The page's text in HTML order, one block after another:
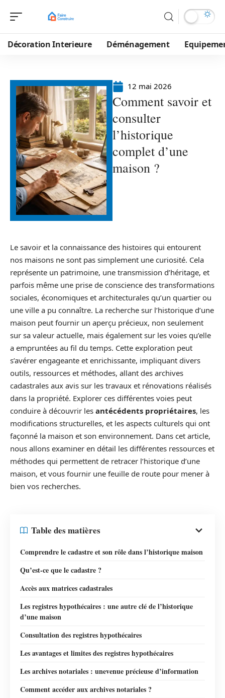
Décoration Interieure Déménagement
12 mai 2026
Comment savoir et
consulter
l’historique
complet d’une
maison ?
Le savoir et la connaissance des histoires qui entourent
nos maisons ne sont pas simplement une curiosité. Cela
représente un patrimoine, une transmission d’héritage, et
parfois même une prise de conscience des transformations
sociales, économiques et architecturales qu’un quartier ou
une ville a pu connaître. La recherche sur l’historique d’une
maison peut fournir un aperçu précieux, non seulement
sur sa valeur actuelle, mais également sur les voies qu’elle
a empruntées au fil du temps. Cette exploration peut
s’avérer engageante et enrichissante, impliquant divers
outils, ressources et méthodes, allant des archives
cadastrales aux avis sur les travaux et rénovations réalisés
dans la propriété. Explorer ces différentes voies peut
conduire à découvrir les antécédents propriétaires, les
modifications structurelles, et les aspects culturels qui ont
façonné la maison et son environnement. Dans cet article,
nous allons examiner en détail les différentes ressources et
méthodes qui permettent de retracer l’historique d’une
maison, et vous fournir une feuille de route pour mener à
bien vos recherches.
Table des matières
Comprendre le cadastre et son rôle dans l’historique maison
Qu’est-ce que le cadastre ?
Accès aux matrices cadastrales
Les registres hypothécaires : une autre clé de l’historique
d’une maison
Consultation des registres hypothécaires
Les avantages et limites des registres hypothécaires
Les archives notariales : unevenue précieuse d’information
Comment accéder aux archives notariales ?